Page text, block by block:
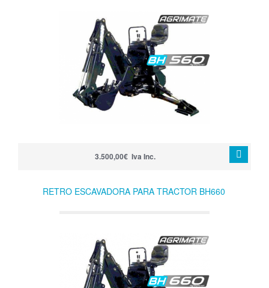
3.500,00€ Iva Inc.
RETRO ESCAVADORA PARA TRACTOR BH660